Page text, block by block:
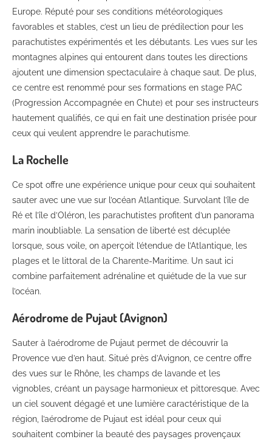
Europe. Réputé pour ses conditions météorologiques
favorables et stables, c’est un lieu de prédilection pour les
parachutistes expérimentés et les débutants. Les vues sur les
montagnes alpines qui entourent dans toutes les directions
ajoutent une dimension spectaculaire à chaque saut. De plus,
ce centre est renommé pour ses formations en stage PAC
(Progression Accompagnée en Chute) et pour ses instructeurs
hautement qualifiés, ce qui en fait une destination prisée pour
ceux qui veulent apprendre le parachutisme.
La Rochelle
Ce spot offre une expérience unique pour ceux qui souhaitent
sauter avec une vue sur l’océan Atlantique. Survolant l’île de
Ré et l’île d’Oléron, les parachutistes profitent d’un panorama
marin inoubliable. La sensation de liberté est décuplée
lorsque, sous voile, on aperçoit l’étendue de l’Atlantique, les
plages et le littoral de la Charente-Maritime. Un saut ici
combine parfaitement adrénaline et quiétude de la vue sur
l’océan.
Aérodrome de Pujaut (Avignon)
Sauter à l’aérodrome de Pujaut permet de découvrir la
Provence vue d’en haut. Situé près d’Avignon, ce centre offre
des vues sur le Rhône, les champs de lavande et les
vignobles, créant un paysage harmonieux et pittoresque. Avec
un ciel souvent dégagé et une lumière caractéristique de la
région, l’aérodrome de Pujaut est idéal pour ceux qui
souhaitent combiner la beauté des paysages provençaux